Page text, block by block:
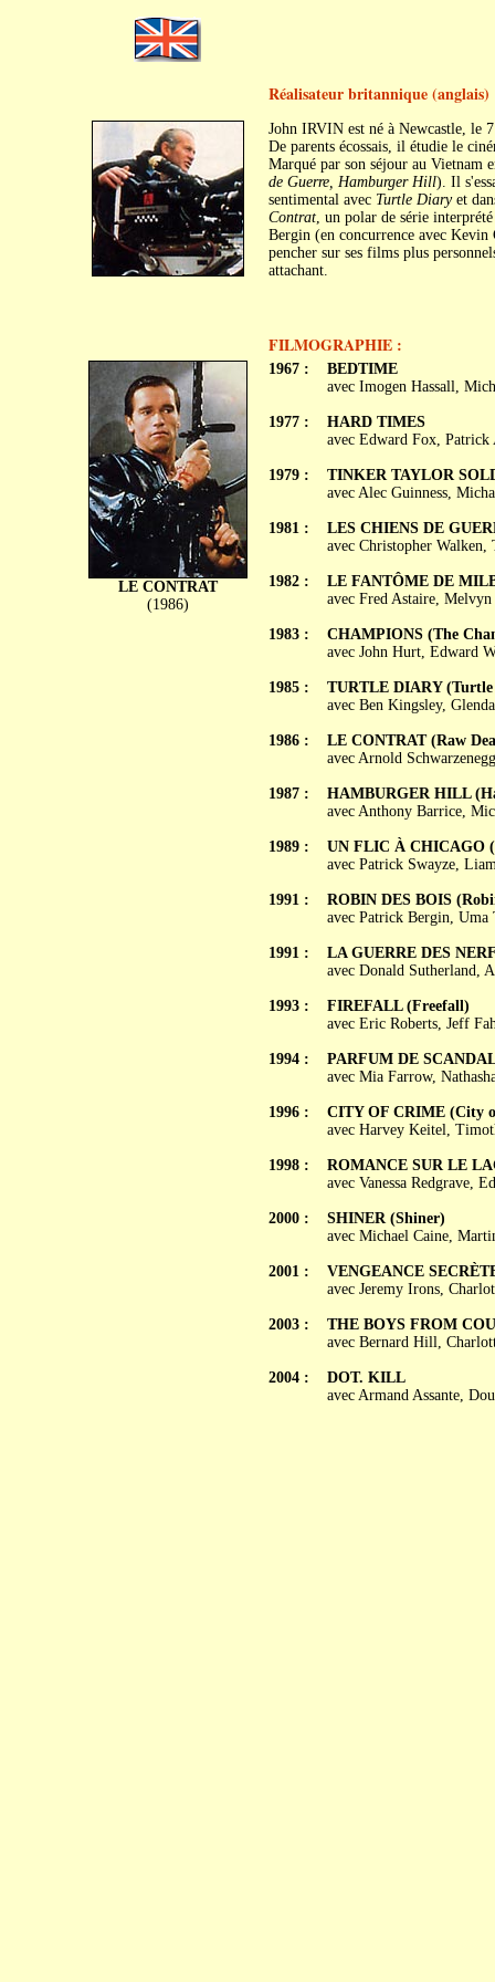
Réalisateur britannique (anglais)
John IRVIN est né à Newcastle, le
De parents écossais, il étudie le
Marqué par son séjour au Vietnam
de Guerre, Hamburger Hill). Il
sentimental avec Turtle Diaryet
Contrat, un polar de série
Bergin (en concurrence avec Kevin
pencher sur ses films plus
attachant.
FILMOGRAPHIE :
LE CONTRAT
(1986)
1967 :
1977 :
1979 :
1981 :
1982 :
1983 :
1985 :
1986 :
1987 :
1989 :
1991 :
1991 :
1993 :
1994 :
1996 :
1998 :
2000 :
2001 :
2003 :
2004 :
BEDTIME
avec Imogen Hassall,
HARD TIMES
avec Edward Fox,
TINKER TAYLOR
avec Alec Guinness,
LES CHIENS DE
avec Christopher
LE FANTÔME DE
avec Fred Astaire,
CHAMPIONS (The
avec John Hurt, Edward
TURTLE DIARY
avec Ben Kingsley,
LE CONTRAT (Raw
avec Arnold
HAMBURGER HILL
avec Anthony Barrice,
UN FLIC À CHICAGO
avec Patrick Swayze,
ROBIN DES BOIS
avec Patrick Bergin, Uma
LA GUERRE DES
avec Donald Sutherland,
FIREFALL (Freefall)
avec Eric Roberts, Jeff
PARFUM DE
avec Mia Farrow,
CITY OF CRIME (City
avec Harvey Keitel,
ROMANCE SUR LE
avec Vanessa Redgrave,
SHINER (Shiner)
avec Michael Caine,
VENGEANCE
avec Jeremy Irons,
THE BOYS FROM
avec Bernard Hill,
DOT. KILL
avec Armand Assante,